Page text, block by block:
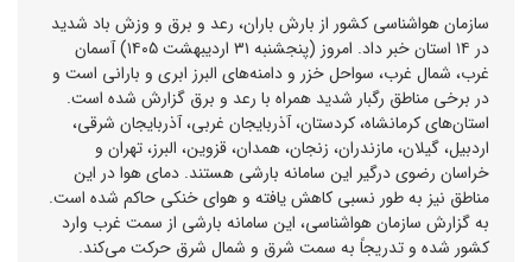
سازمان هواشناسی کشور از بارش باران، رعد و برق و وزش باد شدید
در ۱۴ استان خبر داد. امروز (پنجشنبه ۳۱ اردیبهشت ۱۴۰۵) آسمان
غرب، شمال غرب، سواحل خزر و دامنه‌های البرز ابری و بارانی است و
در برخی مناطق رگبار شدید همراه با رعد و برق گزارش شده است.
استان‌های کرمانشاه، کردستان، آذربایجان غربی، آذربایجان شرقی،
اردبیل، گیلان، مازندران، زنجان، همدان، قزوین، البرز، تهران و
خراسان رضوی درگیر این سامانه بارشی هستند. دمای هوا در این
مناطق نیز به طور نسبی کاهش یافته و هوای خنکی حاکم شده است.
به گزارش سازمان هواشناسی، این سامانه بارشی از سمت غرب وارد
کشور شده و تدریجاً به سمت شرق و شمال شرق حرکت می‌کند.